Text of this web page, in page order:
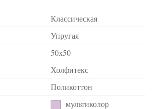
Классическая
Упругая
50х50
Холфитекс
Поликоттон
мультиколор